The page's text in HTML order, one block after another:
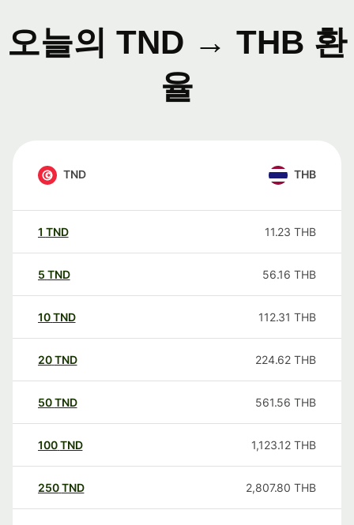
오늘의 TND → THB 환
율
TND THB
1 TND 11.23 THB
5 TND 56.16 THB
10TND 112.31 THB
20TND 224.62 THB
50TND 561.56 THB
100TND 1,123.12 THB
250TND 2,807.80 THB